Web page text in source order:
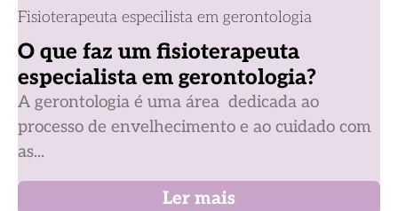
Fisioterapeuta especilista em gerontologia
O que faz um fisioterapeuta
especialista em gerontologia?
A gerontologia é uma área dedicada ao
processo de envelhecimento e ao cuidado com
as...
Ler mais